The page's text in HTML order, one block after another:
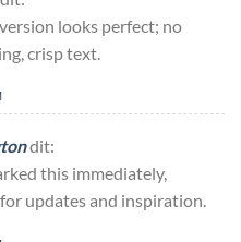
looks perfect; no
crisp text.
dit:
this immediately,
updates and inspiration.